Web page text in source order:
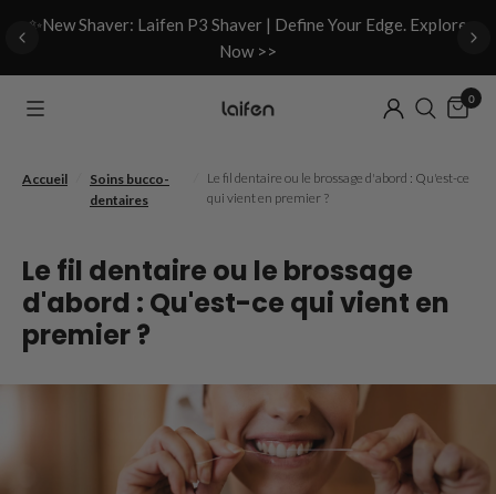
✨New Shaver: Laifen P3 Shaver | Define Your Edge. Explore
Now >>
0
Accueil
Soins bucco-
dentaires
Le fil dentaire ou le brossage d'abord : Qu'est-ce
qui vient en premier ?
Le fil dentaire ou le brossage
d'abord : Qu'est-ce qui vient en
premier ?